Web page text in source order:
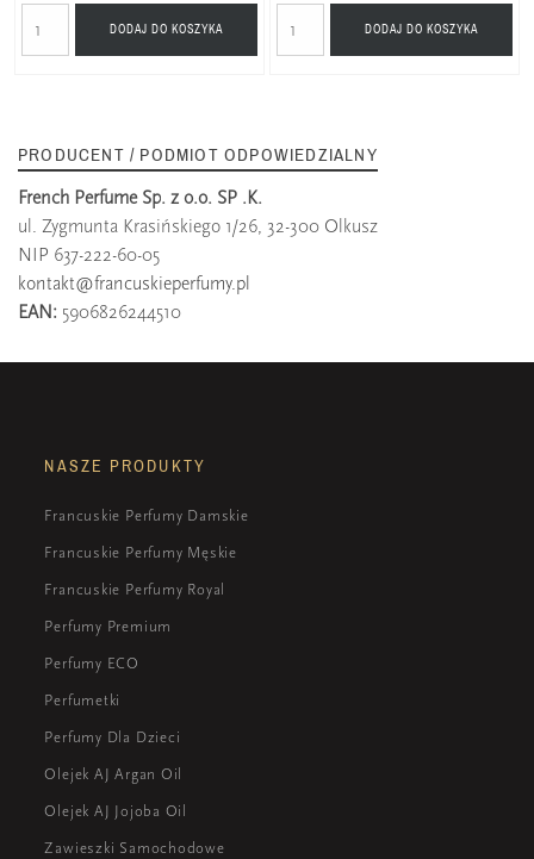
DODAJ DO KOSZYKA DODAJ DO KOSZYKA
PRODUCENT / PODMIOT ODPOWIEDZIALNY
French Perfume Sp. z o.o. SP .K.
ul. Zygmunta Krasińskiego 1/26, 32-300 Olkusz
NIP 637-222-60-05
kontakt@francuskieperfumy.pl
EAN: 5906826244510
NASZE PRODUKTY
Francuskie Perfumy Damskie
Francuskie Perfumy Męskie
Francuskie Perfumy Royal
Perfumy Premium
Perfumy ECO
Perfumetki
Perfumy Dla Dzieci
Olejek AJ Argan Oil
Olejek AJ Jojoba Oil
Zawieszki Samochodowe